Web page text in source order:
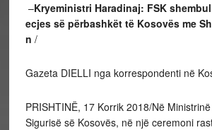
–Kryeministri Haradinaj: FSK
ecjes së përbashkët të Kosovës me
n /
Gazeta DIELLI nga korrespondenti në
PRISHTINË, 17 Korrik 2018/Në
Sigurisë së Kosovës, në një ceremoni